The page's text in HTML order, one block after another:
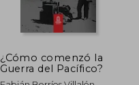
¿Cómo comenzó la
Guerra del Pacífico?